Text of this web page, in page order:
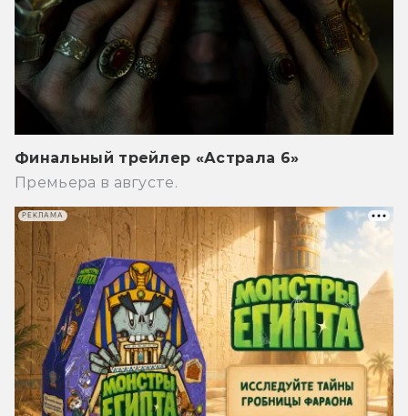
Финальный трейлер «Астрала 6»
Премьера в августе.
РЕКЛАМА